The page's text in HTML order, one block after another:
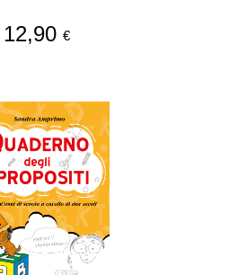
12,90 €